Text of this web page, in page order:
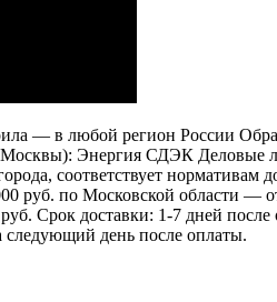
— в любой регион России
Энергия СДЭК
соответствует
руб. по Московской области
Срок доставки: 1-7 дней
следующий день после оплаты.